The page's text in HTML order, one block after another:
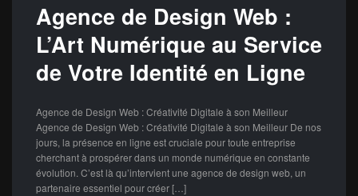
Agence de Design Web :
L’Art Numérique au Service
de Votre Identité en Ligne
Agence de Design Web : Créativité Digitale à son Meilleur
Agence de Design Web : Créativité Digitale à son Meilleur De nos
jours, la présence en ligne est cruciale pour toute entreprise
cherchant à prospérer dans un monde numérique en constante
évolution. C’est là qu’intervient une agence de design web, un
partenaire essentiel pour créer […]